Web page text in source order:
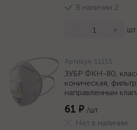
В наличии 2
+ шт
Артикул: 11155
ЗУБР ФКН-80,
коническая,
направленным
61 ₽ /шт
Нет в наличии